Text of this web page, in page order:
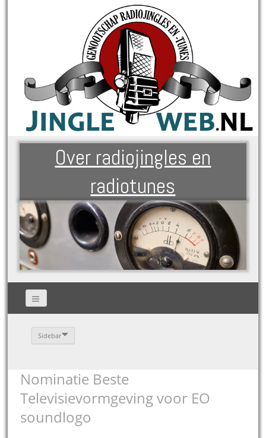
Over radiojingles en
radiotunes
Sidebar
Nominatie Beste
Televisievormgeving voor EO
soundlogo